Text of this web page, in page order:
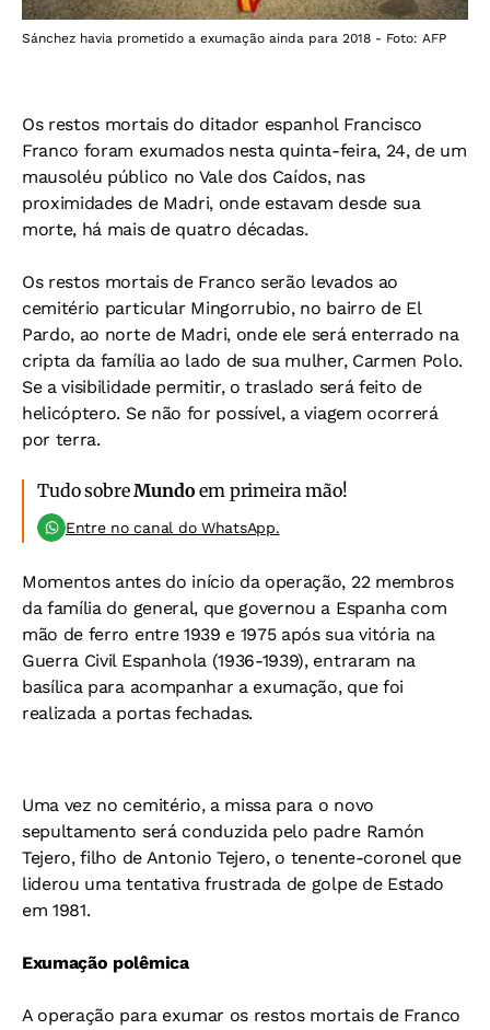
Sánchez havia prometido a exumação ainda para 2018 - Foto: AFP
Os restos mortais do ditador espanhol Francisco
Franco foram exumados nesta quinta-feira, 24, de um
mausoléu público no Vale dos Caídos, nas
proximidades de Madri, onde estavam desde sua
morte, há mais de quatro décadas.
Os restos mortais de Franco serão levados ao
cemitério particular Mingorrubio, no bairro de El
Pardo, ao norte de Madri, onde ele será enterrado na
cripta da família ao lado de sua mulher, Carmen Polo.
Se a visibilidade permitir, o traslado será feito de
helicóptero. Se não for possível, a viagem ocorrerá
por terra.
Tudo sobreMundo em primeira mão!
Entre no canal do WhatsApp.
Momentos antes do início da operação, 22 membros
da família do general, que governou a Espanha com
mão de ferro entre 1939 e 1975 após sua vitória na
Guerra Civil Espanhola (1936-1939), entraram na
basílica para acompanhar a exumação, que foi
realizada a portas fechadas.
Uma vez no cemitério, a missa para o novo
sepultamento será conduzida pelo padre Ramón
Tejero, filho de Antonio Tejero, o tenente-coronel que
liderou uma tentativa frustrada de golpe de Estado
em 1981.
Exumação polêmica
A operação para exumar os restos mortais de Franco